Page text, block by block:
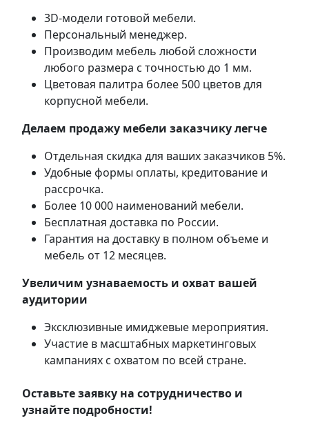
3D-модели готовой мебели.
Персональный менеджер.
Производим мебель любой сложности
любого размера с точностью до 1 мм.
Цветовая палитра более 500 цветов для
корпусной мебели.
Делаем продажу мебели заказчику легче
Отдельная скидка для ваших заказчиков 5%.
Удобные формы оплаты, кредитование и
рассрочка.
Более 10 000 наименований мебели.
Бесплатная доставка по России.
Гарантия на доставку в полном объеме и
мебель от 12 месяцев.
Увеличим узнаваемость и охват вашей
аудитории
Эксклюзивные имиджевые мероприятия.
Участие в масштабных маркетинговых
кампаниях с охватом по всей стране.
Оставьте заявку на сотрудничество и
узнайте подробности!